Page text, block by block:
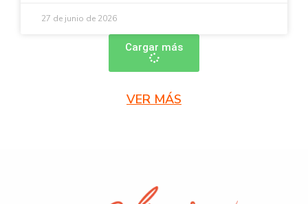
27 de junio de 2026
Cargar más
VER MÁS